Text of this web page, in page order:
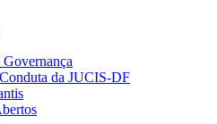
da JUCIS-DF